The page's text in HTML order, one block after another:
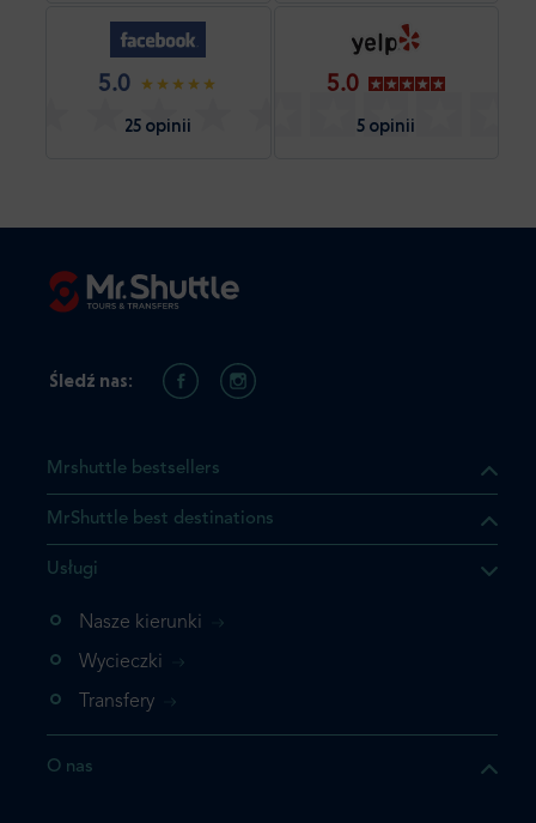
5.0
25 opinii
5.0
5 opinii
którego szukasz jest już
nie chcesz dodawać go
Mrshuttle bestsellers
MrShuttle best destinations
Usługi
Nasze kierunki
Wycieczki
Transfery
O nas
Śledź nas: